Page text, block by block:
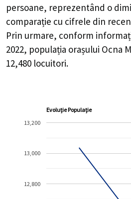
persoane, reprezentând o
comparație cu cifrele din
Prin urmare, conform
2022, populația orașului Ocna
12,480 locuitori.
Evoluție Populație
12,800
13,000
13,200